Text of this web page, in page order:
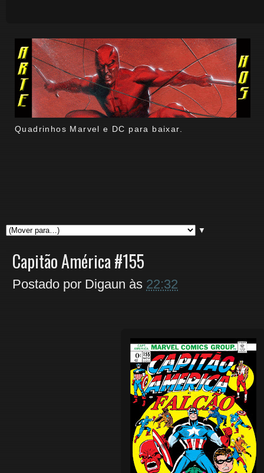
Quadrinhos Marvel e DC para baixar.
▼
Capitão América #155
Postado por Digaun às 22:32